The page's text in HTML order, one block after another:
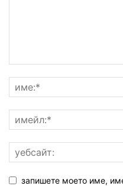
запишете моето име,